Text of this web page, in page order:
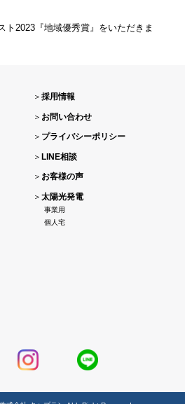
ト2023『地域優秀賞』をいただきま
＞採用情報
＞ お問い合わせ
＞ プライバシーポリシー
＞ LINE相談
＞ お客様の声
＞太陽光発電
事業用
個人宅